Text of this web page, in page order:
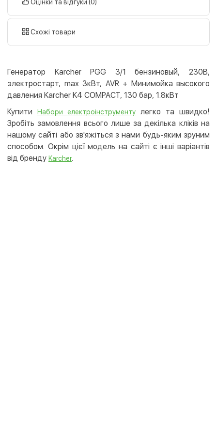
Дату доставки уточнюйте
Оплата у відділенні Justin
готівкою
картою
LiqPay
Apple Pay
Безготівковий розрахунок
Оплата на карту юр.особи
Оплата на рахунок юр.особи
Безкоштовно
Оцінки та відгуки (0)
Схожі товари
Генератор Karcher PGG 3/1 бензиновый, 230В,
электростарт, max 3кВт, AVR + Минимойка высокого
давления Karcher K4 COMPACT, 130 бар, 1.8кВт
Купити
Набори електроінструменту легко та швидко!
Зробіть замовлення всього лише за декілька кліків на
нашому сайті або зв'яжіться з нами будь-яким зруним
способом. Окрім цієї модель на сайті є інші варіантів
від бренду Karcher.